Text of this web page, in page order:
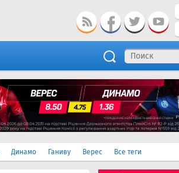
Динамо Ганиву Верес Все теги